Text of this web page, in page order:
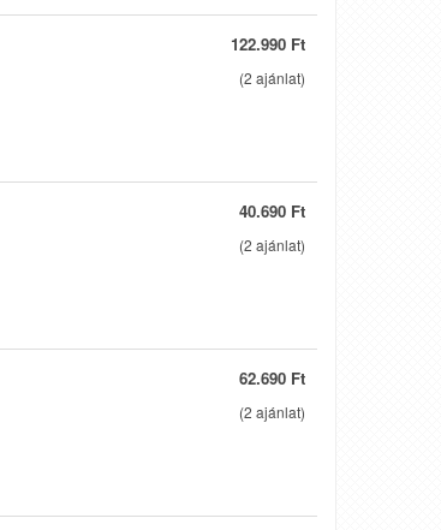
122.990 Ft
(2 ajánlat)
40.690 Ft
(2 ajánlat)
62.690 Ft
(2 ajánlat)